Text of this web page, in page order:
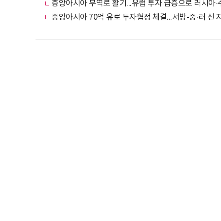
중앙아시아 무역로 활기...유럽 투자 급증으로 러시아·
중앙아시아 70억 유로 투자협정 체결...서방-중·러 신